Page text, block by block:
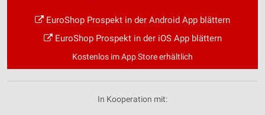
EuroShop Prospekt in der Android App blättern
EuroShop Prospekt in der iOS App blättern
Kostenlos im App Store erhältlich
In Kooperation mit: